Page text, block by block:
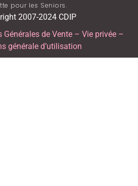
pour les Seniors.
2007-2024 CDIP
Générales de Vente– Vie privée–
générale d’utilisation